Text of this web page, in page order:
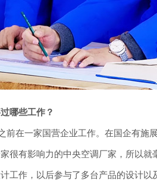
哪些工作？
前在一家国营企业工作。在国企有施
很有影响力的中央空调厂家，所以就
工作，以后参与了多台产品的设计